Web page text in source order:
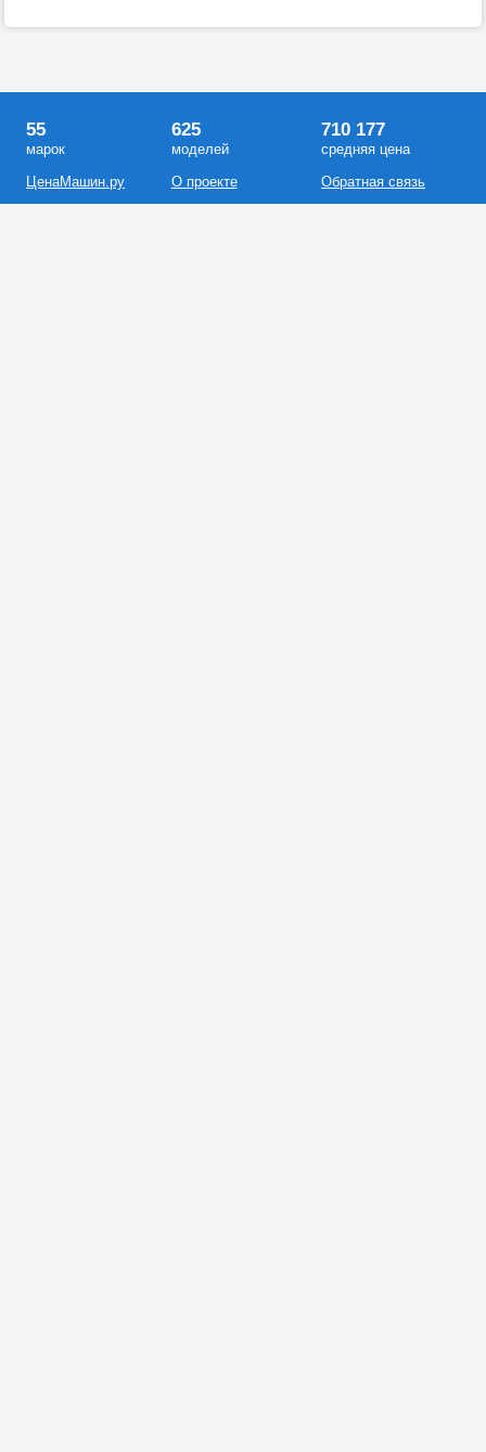
55
марок
ЦенаМашин.ру
625
моделей
О проекте
710 177
средняя цена
Обратная связь